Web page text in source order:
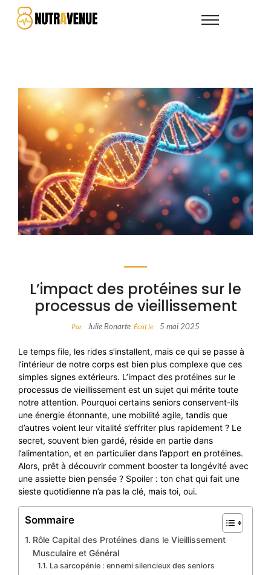
L’impact des protéines sur le
processus de vieillissement
Par Julie Bonarte . Écrit le 5 mai 2025
Le temps file, les rides s’installent, mais ce qui se passe à
l’intérieur de notre corps est bien plus complexe que ces
simples signes extérieurs. L’impact des protéines sur le
processus de vieillissement est un sujet qui mérite toute
notre attention. Pourquoi certains seniors conservent-ils
une énergie étonnante, une mobilité agile, tandis que
d’autres voient leur vitalité s’effriter plus rapidement ? Le
secret, souvent bien gardé, réside en partie dans
l’alimentation, et en particulier dans l’apport en protéines.
Alors, prêt à découvrir comment booster ta longévité avec
une assiette bien pensée ? Spoiler : ton chat qui fait une
sieste quotidienne n’a pas la clé, mais toi, oui.
Sommaire
Rôle Capital des Protéines dans le Vieillissement
Musculaire et Général
La sarcopénie : ennemi silencieux des seniors